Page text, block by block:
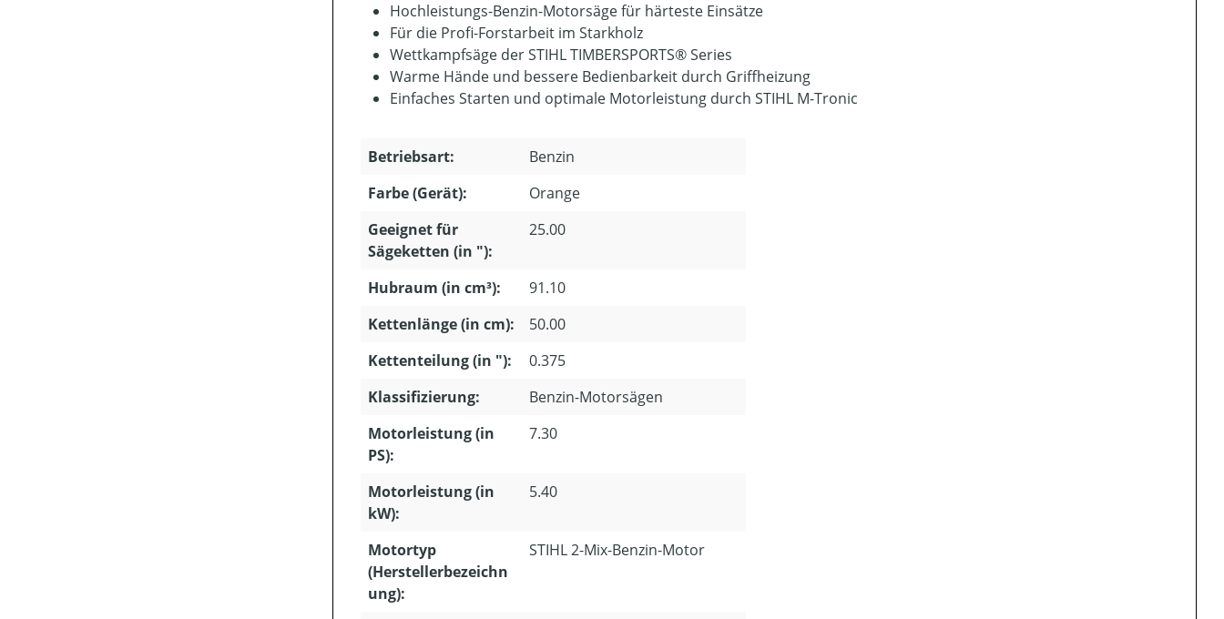
Hochleistungs-Benzin-Motorsäge für härteste Einsätze
Für die Profi-Forstarbeit im Starkholz
Wettkampfsäge der STIHL TIMBERSPORTS® Series
Warme Hände und bessere Bedienbarkeit durch Griffheizung
Einfaches Starten und optimale Motorleistung durch STIHL M-Tronic
Betriebsart:
Benzin
Farbe (Gerät):
Orange
Geeignet für
Sägeketten (in "):
25.00
Hubraum (in cm³):
91.10
Kettenlänge (in cm):
50.00
Kettenteilung (in "):
0.375
Klassifizierung:
Benzin-Motorsägen
Motorleistung (in
PS):
7.30
Motorleistung (in
kW):
5.40
Motortyp
(Herstellerbezeichn
ung):
STIHL 2-Mix-Benzin-Motor